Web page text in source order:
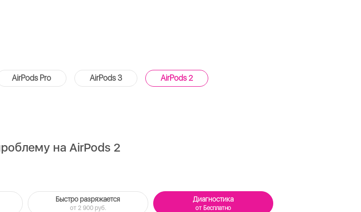
AirPods Pro AirPods 3 AirPods 2
на AirPods 2
Быстро разряжается
от 2 900 руб.
Диагностика
от Бесплатно